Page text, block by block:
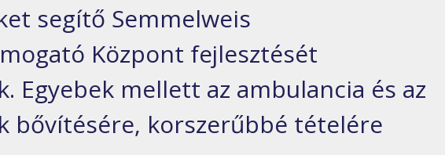
segítő Semmelweis
Központ fejlesztését
Egyebek mellett az ambulancia és az
bővítésére, korszerűbbé tételére